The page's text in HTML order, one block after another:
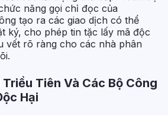
năng gọi chỉ đọc của
tạo ra các giao dịch có thể
ký, cho phép tin tặc lấy mã độc
vết rõ ràng cho các nhà phân
Tiên Và Các Bộ Công
Hại